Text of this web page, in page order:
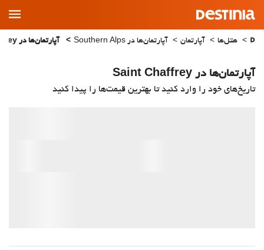
Main
Menu
هتل‌ها آپارتمان آپارتمان‌ها در Southern Alps آپارتمان‌ها در Saint Chaffrey
آپارتمان‌ها در Saint Chaffrey
تاریخ‌های خود را وارد کنید تا بهترین قیمت‌ها را پیدا کنید